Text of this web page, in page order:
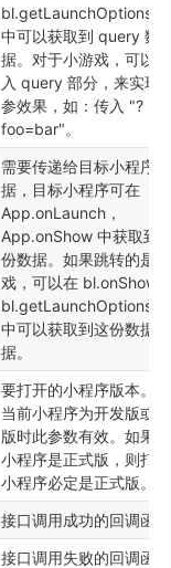
中可以获取到 query 数
据。对于小游戏，可以
入 query 部分，来实现
参效果，如：传入 "?
foo=bar"。
需要传递给目标小程序
据，目标小程序可在
App.onLaunch，
App.onShow 中获取到
份数据。如果跳转的是
戏，可以在 bl.onShow
中可以获取到这份数据数
据。
要打开的小程序版本。
当前小程序为开发版或
版时此参数有效。如果
小程序是正式版，则打
小程序必定是正式版。
接口调用成功的回调函数
接口调用失败的回调函数